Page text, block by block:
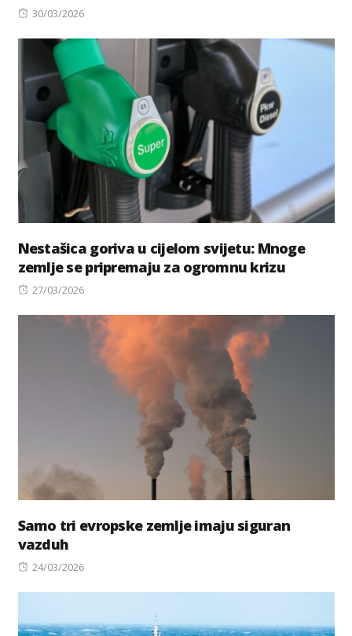
Posted
30/03/2026
Nestašica goriva u cijelom svijetu: Mnoge
zemlje se pripremaju za ogromnu krizu
Posted
27/03/2026
Samo tri evropske zemlje imaju siguran
vazduh
Posted
24/03/2026